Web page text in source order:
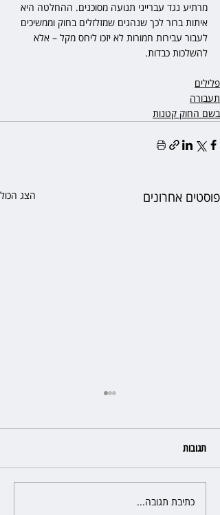
מרתיע נגד עברייני תנועה מסוכנים. ההחלטה היא
איתות ברור לכך שנהגים שמזלזלים בחוק וממשיכים
לעבור עבירות חמורות לא יזכו ליחס מקל – אלא
להשלכות כבדות.
פלילים
תעבורה
בשם החוק קטנות
פוסטים אחרונים הצג הכול
שילוב ילדי מהגרים בבתי ספר
תגובות
כתיבת תגובה...